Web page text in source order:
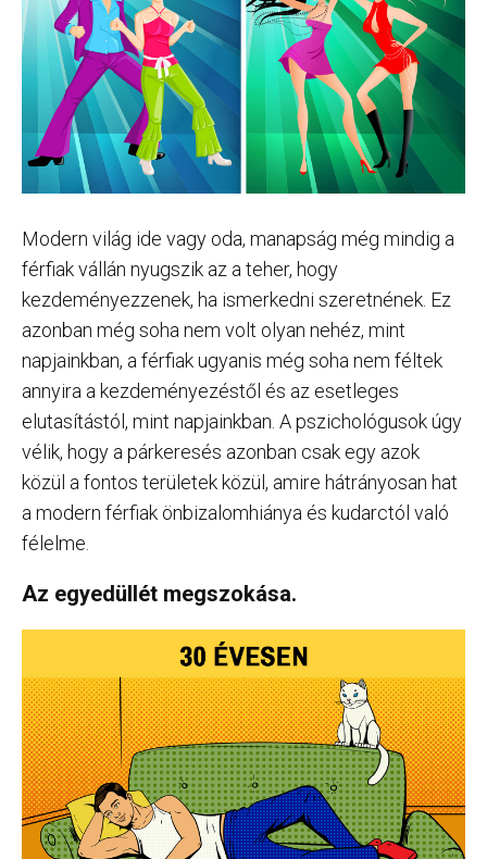
Modern világ ide vagy oda, manapság még mindig a
férfiak vállán nyugszik az a teher, hogy
kezdeményezzenek, ha ismerkedni szeretnének. Ez
azonban még soha nem volt olyan nehéz, mint
napjainkban, a férfiak ugyanis még soha nem féltek
annyira a kezdeményezéstől és az esetleges
elutasítástól, mint napjainkban. A pszichológusok úgy
vélik, hogy a párkeresés azonban csak egy azok
közül a fontos területek közül, amire hátrányosan hat
a modern férfiak önbizalomhiánya és kudarctól való
félelme.
Az egyedüllét megszokása.